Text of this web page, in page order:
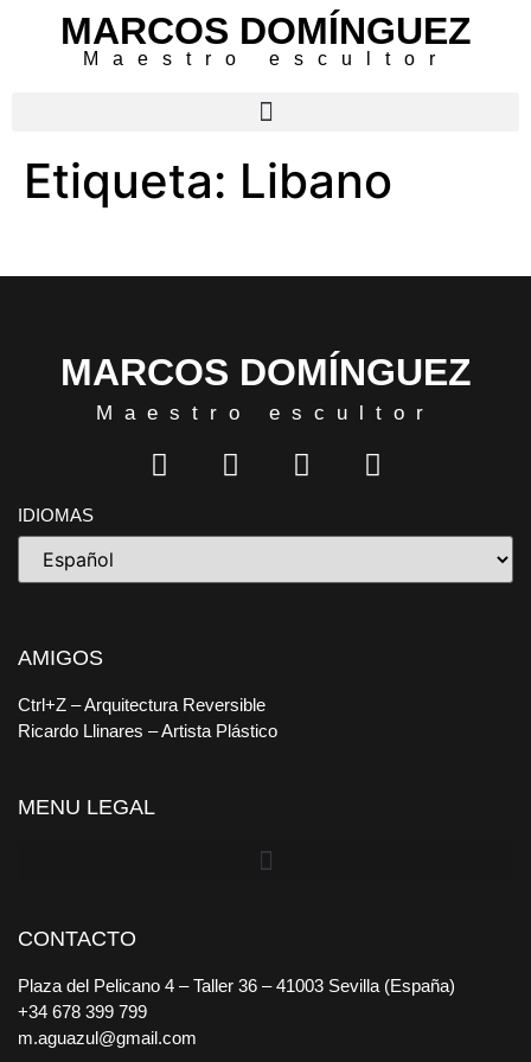
MARCOS DOMÍNGUEZ
Maestro escultor
Etiqueta: Libano
MARCOS DOMÍNGUEZ
Maestro escultor
IDIOMAS
AMIGOS
Ctrl+Z – Arquitectura Reversible
Ricardo Llinares – Artista Plástico
MENU LEGAL
CONTACTO
Plaza del Pelicano 4 – Taller 36 – 41003 Sevilla (España)
+34 678 399 799
m.aguazul@gmail.com